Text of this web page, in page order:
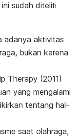
sudah diteliti
adanya aktivitas
bukan karena
Therapy (2011)
yang mengalami
tentang hal-
saat olahraga,